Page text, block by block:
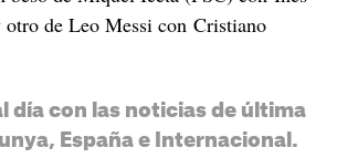
de Leo Messi con Cristiano
día con las noticias de última
España e Internacional.